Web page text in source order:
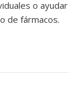
o ayudar
de fármacos.